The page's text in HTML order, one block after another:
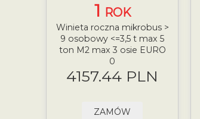
1 ROK
Winieta roczna mikrobus >
9 osobowy <=3,5 t max 5
ton M2 max 3 osie EURO
0
4157.44 PLN
ZAMÓW